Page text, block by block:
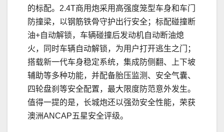
的标配。‌2.4T商用炮采用高强度笼型车身和车门
防撞梁，以钢筋铁骨守护出行安全；标配碰撞断
油+自动解锁，车辆碰撞后发动机自动断油熄
火，同时车辆自动解锁，为用户打开逃生之门；
搭载新一代车身稳定系统，集成防侧翻、上下坡
辅助等多种功能，并配备胎压监测、安全气囊、
四轮盘刹等安全配置，最大限度防范意外发生。
值得一提的是，长城炮还以强劲安全性能，荣获
澳洲ANCAP五星安全评级。